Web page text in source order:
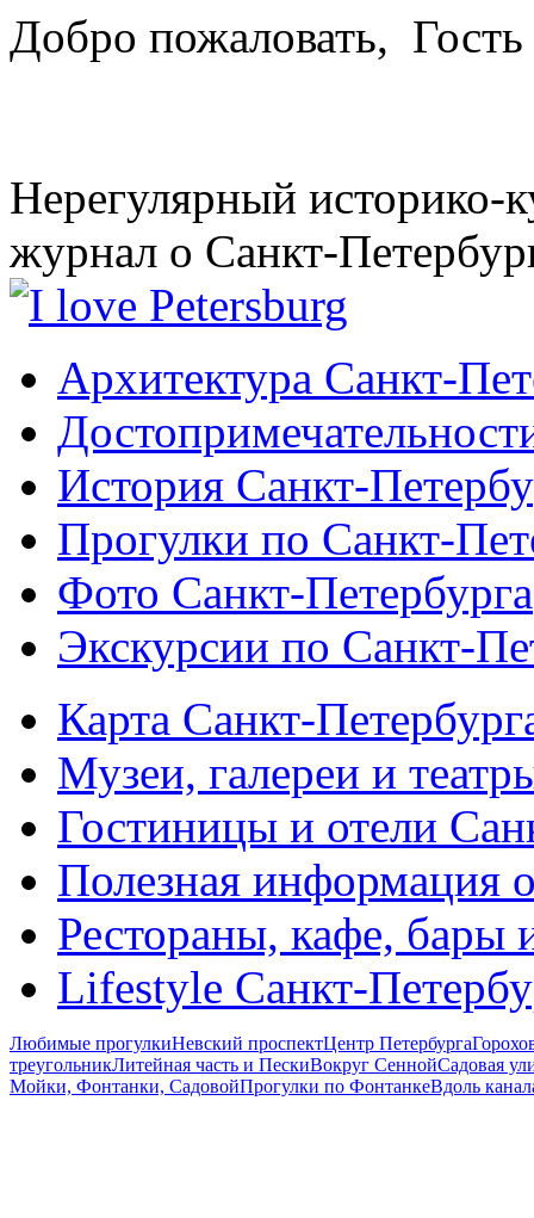
Добро пожаловать, Гость
Нерегулярный историко-
журнал о Санкт-
Архитектура Санкт-
История Санкт-
Прогулки по Санкт-
Фото Санкт-Петербурга
Экскурсии по Санкт-
Карта Санкт-
Музеи, галереи и
Гостиницы и отели
Полезная информация
Рестораны, кафе, бары
Lifestyle Санкт-
Любимые прогулкиНевский проспектЦентр Петербурга
треугольникЛитейная часть и ПескиВокруг СеннойСадовая
Мойки, Фонтанки, СадовойПрогулки по ФонтанкеВдоль